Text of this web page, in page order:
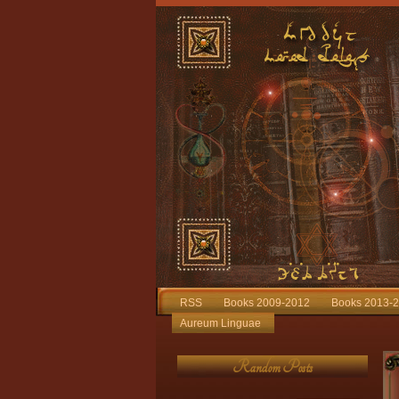
RSS Books 2009-2012 Books 2013-
Aureum Linguae
Random Posts